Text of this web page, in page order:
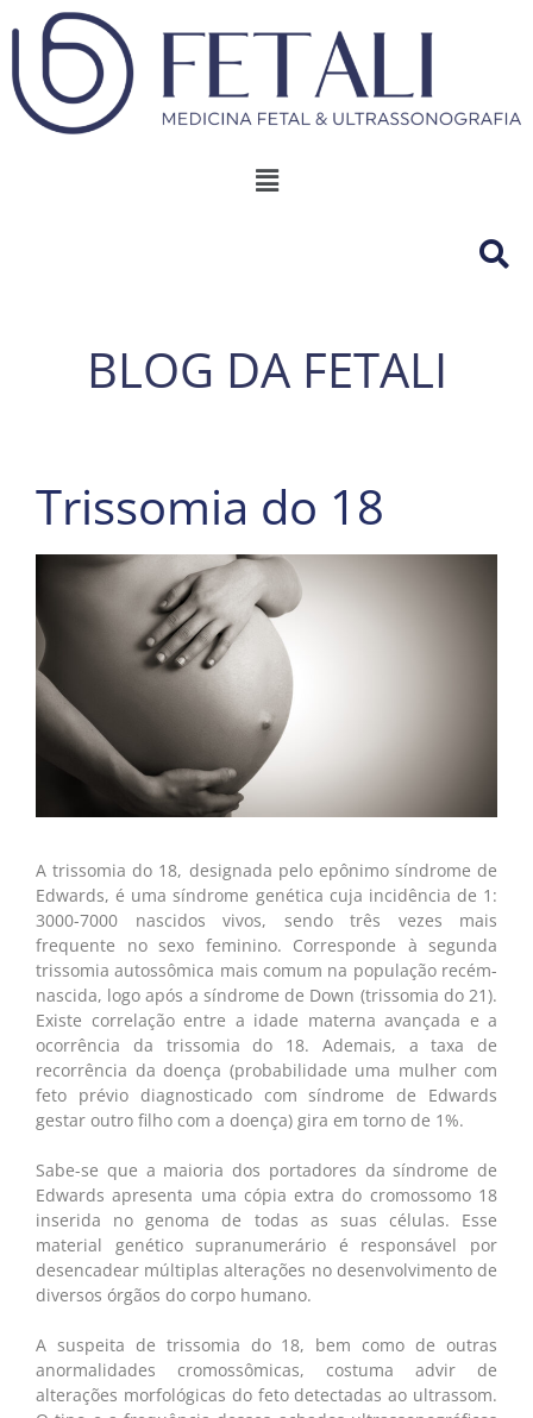
BLOG DA FETALI
Trissomia do 18
A trissomia do 18, designada pelo epônimo síndrome de
Edwards, é uma síndrome genética cuja incidência de 1:
3000-7000 nascidos vivos, sendo três vezes mais
frequente no sexo feminino. Corresponde à segunda
trissomia autossômica mais comum na população recém-
nascida, logo após a síndrome de Down (trissomia do 21).
Existe correlação entre a idade materna avançada e a
ocorrência da trissomia do 18. Ademais, a taxa de
recorrência da doença (probabilidade uma mulher com
feto prévio diagnosticado com síndrome de Edwards
gestar outro filho com a doença) gira em torno de 1%.
Sabe-se que a maioria dos portadores da síndrome de
Edwards apresenta uma cópia extra do cromossomo 18
inserida no genoma de todas as suas células. Esse
material genético supranumerário é responsável por
desencadear múltiplas alterações no desenvolvimento de
diversos órgãos do corpo humano.
A suspeita de trissomia do 18, bem como de outras
anormalidades cromossômicas, costuma advir de
alterações morfológicas do feto detectadas ao ultrassom.